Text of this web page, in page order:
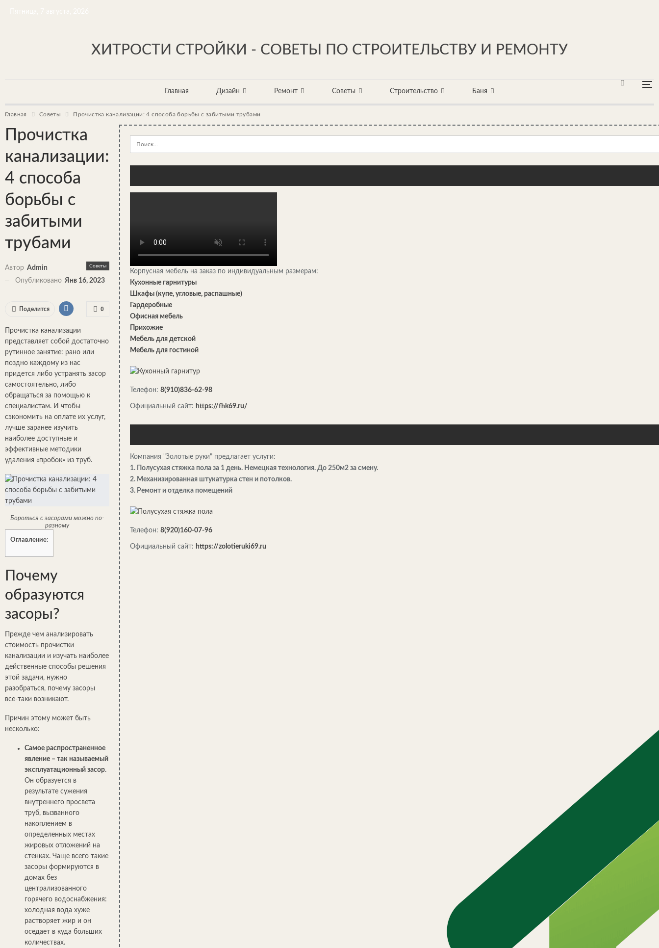
ХИТРОСТИ СТРОЙКИ - СОВЕТЫ ПО СТРОИТЕЛЬСТВУ И РЕМОНТУ
Главная Дизайн Ремонт Советы Строительство Баня
Главная Советы Прочистка канализации: 4 способа борьбы с забитыми трубами
Прочистка
канализации:
4 способа
борьбы с
забитыми
трубами
Советы
Автор Admin
Опубликовано Янв 16, 2023
0
Поделится
Прочистка канализации
представляет собой достаточно
рутинное занятие: рано или
поздно каждому из нас
придется либо устранять засор
самостоятельно, либо
обращаться за помощью к
специалистам. И чтобы
сэкономить на оплате их услуг,
лучше заранее изучить
наиболее доступные и
эффективные методики
удаления «пробок» из труб.
Бороться с засорами можно по-
разному
Оглавление:
Почему
образуются
засоры?
Прежде чем анализировать
стоимость прочистки
канализации и изучать наиболее
действенные способы решения
этой задачи, нужно
разобраться, почему засоры
все-таки возникают.
Причин этому может быть
несколько:
Самое распространенное
явление – так называемый
эксплуатационный засор.
Он образуется в
результате сужения
внутреннего просвета
труб, вызванного
накоплением в
определенных местах
жировых отложений на
стенках. Чаще всего такие
засоры формируются в
домах без
централизованного
горячего водоснабжения:
холодная вода хуже
растворяет жир и он
оседает в куда больших
количествах.
Корпусная мебель на заказ по индивидуальным размерам:
Кухонные гарнитуры
Шкафы (купе, угловые, распашные)
Гардеробные
Офисная мебель
Прихожие
Мебель для детской
Мебель для гостиной
Телефон: 8(910)836-62-98
Официальный сайт: https://fhk69.ru/
Компания "Золотые руки" предлагает услуги:
1. Полусухая стяжка пола за 1 день. Немецкая технология. До 250м2 за смену.
2. Механизированная штукатурка стен и потолков.
3. Ремонт и отделка помещений
Телефон: 8(920)160-07-96
Официальный сайт: https://zolotieruki69.ru